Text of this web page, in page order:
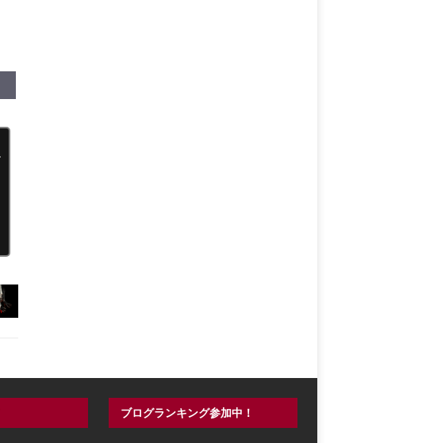
ブログランキング参加中！